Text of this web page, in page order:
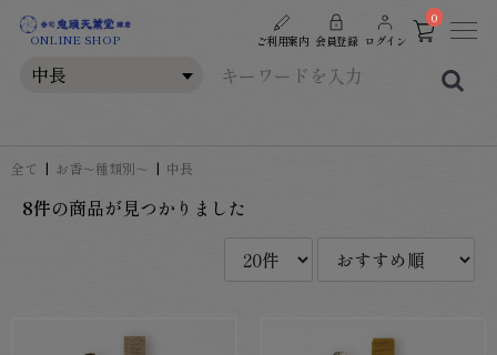
ONLINE SHOP ご利用案内 会員登録 ログイン
0
全て | お香～種類別～ | 中長
8件の商品が見つかりました